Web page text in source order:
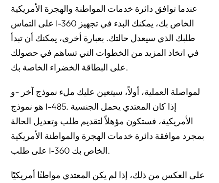
عندما توافق دائرة خدمات المواطنة والهجرة الأمريكية
على التماس I-360 الخاص بك، يمكنك البدء في تجهيز
طلبك الذي سيعدل حالتك. بعبارة أخرى، يمكنك أن تبدأ
في اتخاذ المزيد من الخطوات التي تساهم في حصولك
على البطاقة الخضراء الخاصة بك.
لمواصلة العملية، أولاً، سيتعين عليك ملء نموذج آخر -و
هو نموذج I-485. إذا كان المعتدي يحمل الجنسية
الأمريكية، فستكون مؤهلاً لتقديم طلب وتعديل الحالة
بمجرد موافقة دائرة خدمات الهجرة والمواطنة الأمريكية
على طلب I-360 الخاص بك.
على العكس من ذلك، إذا لم يكن المعتدي مواطنًا أمريكيًا